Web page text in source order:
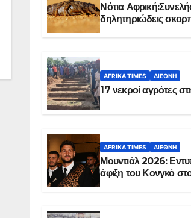
Νότια
δηλητηριώδεις
AFRIKA TIMES ΔΙΕΘΝΉ
17 νεκροί αγρότες
AFRIKA TIMES ΔΙΕΘΝΉ
Μουντιάλ 2026:
άφιξη του Κονγκό